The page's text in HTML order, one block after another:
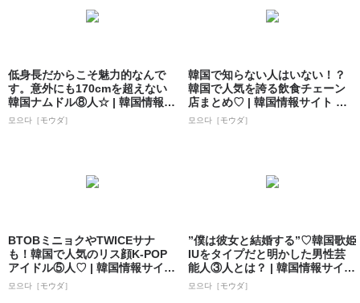
低身長だからこそ魅力的なんで
す。意外にも170cmを超えない
韓国ナムドル⑧人☆ | 韓国情報サ
イト...
모으다［モウダ］
韓国で知らない人はいない！？
韓国で人気を誇る飲食チェーン
店まとめ♡ | 韓国情報サイト 모
으다［モ...
모으다［モウダ］
BTOBミニョクやTWICEサナ
も！韓国で人気のリス顔K-POP
アイドル⑤人♡ | 韓国情報サイ
ト...
모으다［モウダ］
”僕は彼女と結婚する”♡韓国歌姫
IUをタイプだと明かした男性芸
能人③人とは？ | 韓国情報サイト
...
모으다［モウダ］